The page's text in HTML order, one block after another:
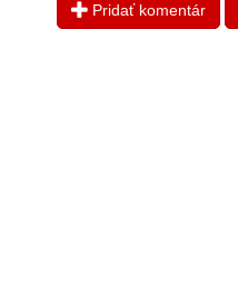
Pridať komentár